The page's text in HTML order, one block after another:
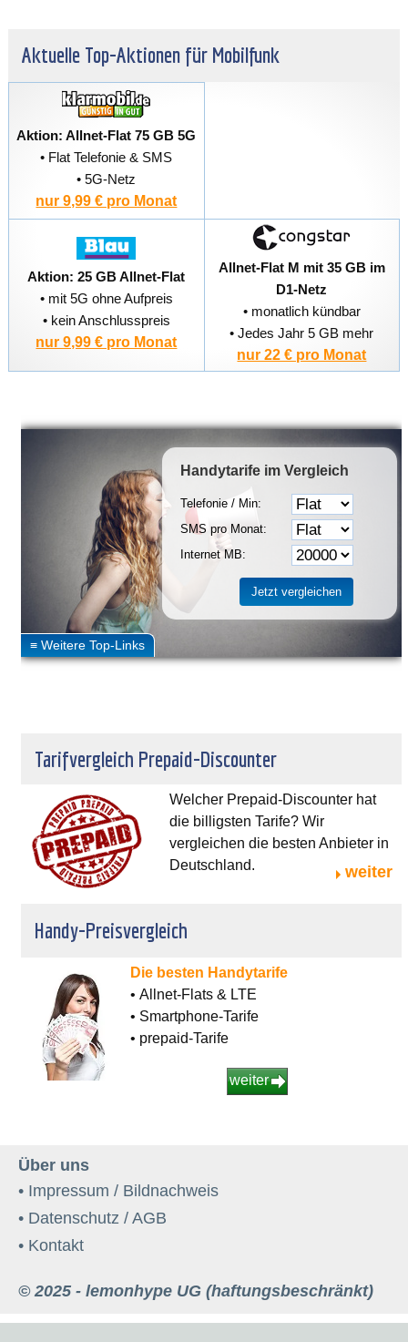
Aktuelle Top-Aktionen für Mobilfunk
Aktion: Allnet-Flat 75 GB 5G
• Flat Telefonie & SMS
• 5G-Netz
nur 9,99 € pro Monat
Aktion: 25 GB Allnet-Flat
• mit 5G ohne Aufpreis
• kein Anschlusspreis
nur 9,99 € pro Monat
Allnet-Flat M mit 35 GB im
D1-Netz
• monatlich kündbar
• Jedes Jahr 5 GB mehr
nur 22 € pro Monat
Handytarife im Vergleich
Telefonie / Min:
SMS pro Monat:
Internet MB:
Tarifvergleich Prepaid-Discounter
Welcher Prepaid-Discounter hat
die billigsten Tarife? Wir
vergleichen die besten Anbieter in
Deutschland.
weiter
Handy-Preisvergleich
Die besten Handytarife
• Allnet-Flats & LTE
• Smartphone-Tarife
• prepaid-Tarife
weiter
Über uns
• Impressum / Bildnachweis
• Datenschutz / AGB
• Kontakt
© 2025 - lemonhype UG (haftungsbeschränkt)